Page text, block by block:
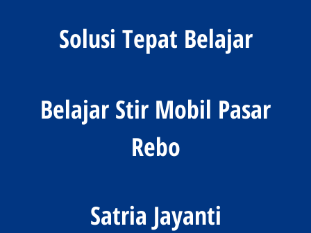
Solusi Tepat Belajar
Belajar Stir Mobil Pasar
Rebo
Satria Jayanti